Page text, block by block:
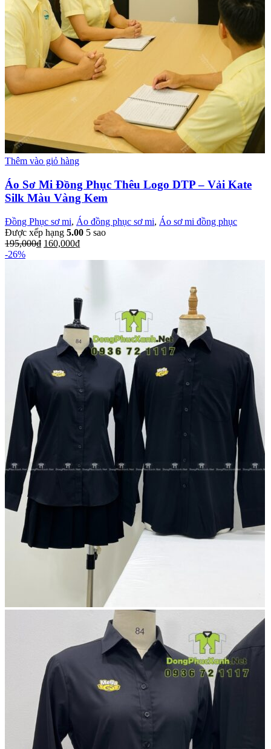
Thêm vào giỏ hàng
Áo Sơ Mi Đồng Phục Thêu Logo DTP – Vải Kate
Silk Màu Vàng Kem
Đồng Phục sơ mi, Áo đồng phục sơ mi, Áo sơ mi đồng phục
Được xếp hạng 5.00 5 sao
195,000₫ 160,000₫
-26%